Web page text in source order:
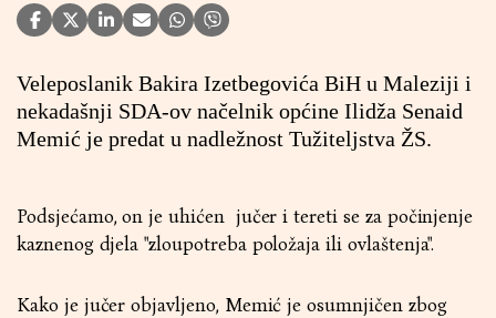
Veleposlanik Bakira Izetbegovića BiH u Maleziji i
nekadašnji SDA-ov načelnik općine Ilidža Senaid
Memić je predat u nadležnost Tužiteljstva ŽS.
Podsjećamo, on je uhićen jučer i tereti se za počinjenje
kaznenog djela "zloupotreba položaja ili ovlaštenja".
Kako je jučer objavljeno, Memić je osumnjičen zbog